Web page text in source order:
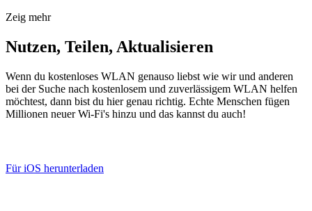
Zeig mehr
Nutzen, Teilen, Aktualisieren
Wenn du kostenloses WLAN genauso liebst wie wir und anderen
bei der Suche nach kostenlosem und zuverlässigem WLAN helfen
möchtest, dann bist du hier genau richtig. Echte Menschen fügen
Millionen neuer Wi-Fi's hinzu und das kannst du auch!
Für iOS herunterladen